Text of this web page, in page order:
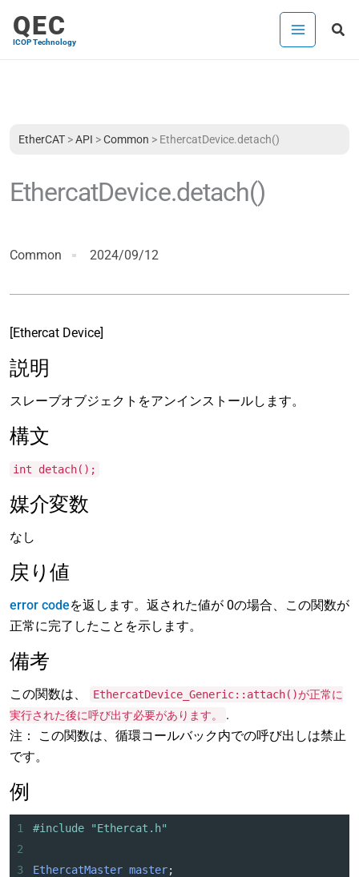
QEC
ICOP Technology
検
EtherCAT >API >Common > EthercatDevice.detach()
EthercatDevice.detach()
Common 2024/09/12
[Ethercat Device]
説明
スレーブオブジェクトをアンインストールします。
構文
int detach();
媒介変数
なし
戻り値
error codeを返します。返された値が 0の場合、この関数が
正常に完了したことを示します。
備考
この関数は、
EthercatDevice_Generic::attach()が正常に
実行された後に呼び出す必要があります。
.
注： この関数は、循環コールバック内での呼び出しは禁止
です。
例
1
#include "Ethercat.h"
2
3
EthercatMaster master;